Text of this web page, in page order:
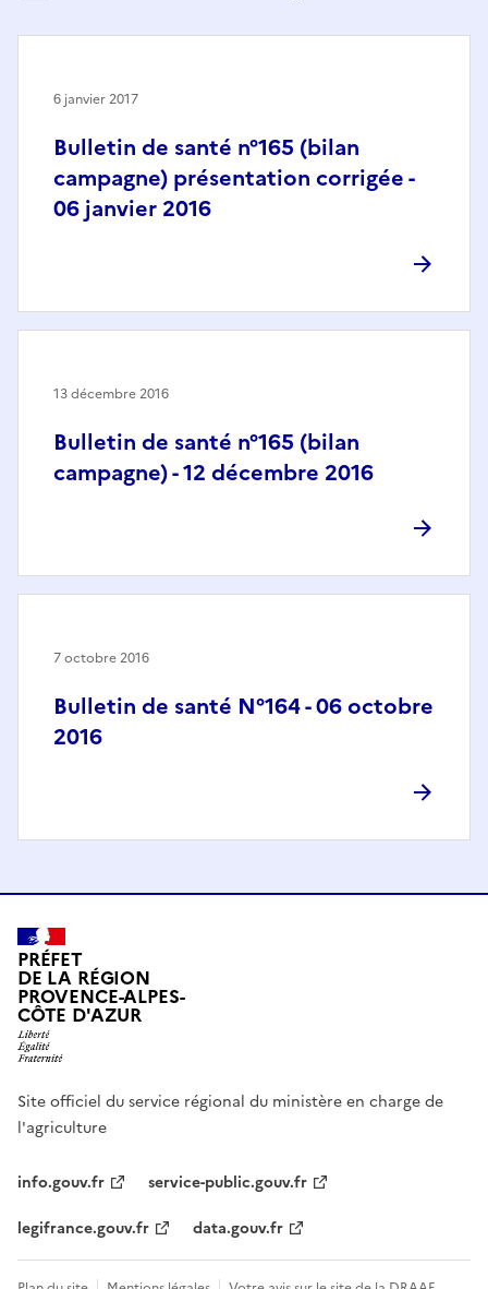
Bulletin de santé n°165 (bilan
campagne) présentation corrigée -
06 janvier 2016
6 janvier 2017
Bulletin de santé n°165 (bilan
campagne) - 12 décembre 2016
13 décembre 2016
Bulletin de santé N°164 - 06 octobre
2016
7 octobre 2016
PRÉFET
DE LA RÉGION
PROVENCE-ALPES-
CÔTE D'AZUR
Site officiel du service régional du ministère en charge de
l'agriculture
info.gouv.fr
service-public.gouv.fr
legifrance.gouv.fr
data.gouv.fr